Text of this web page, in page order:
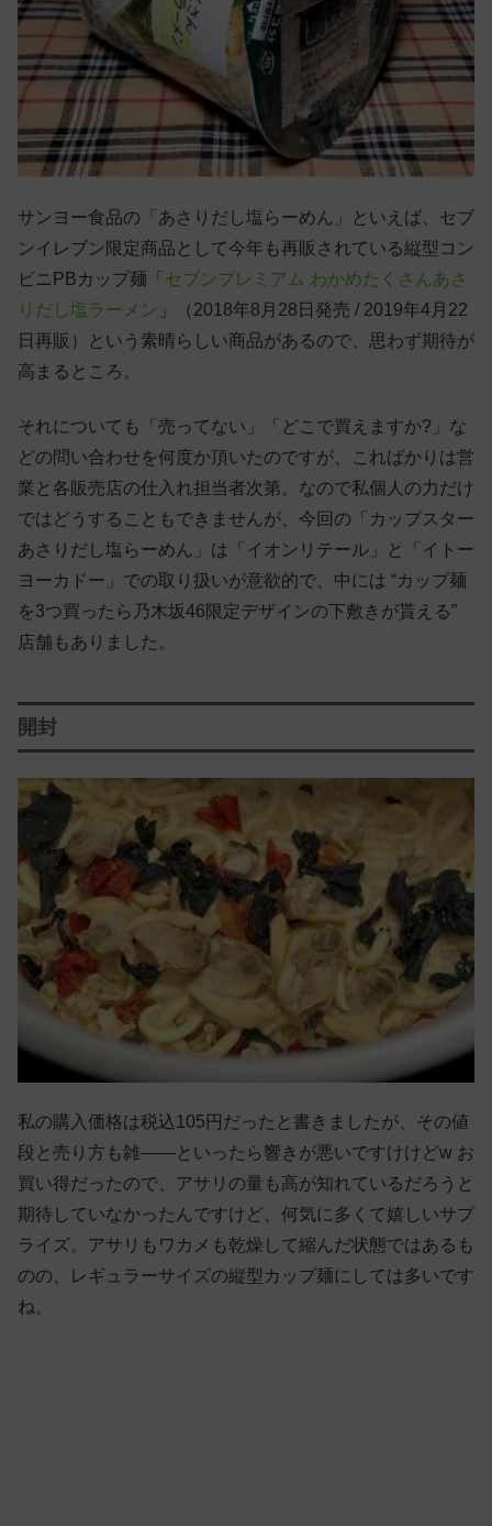
サンヨー食品の「あさりだし塩らーめん」といえば、セブ
ンイレブン限定商品として今年も再販されている縦型コン
ビニPBカップ麺「 セブンプレミアム わかめたくさんあさ
りだし塩ラーメン 」（2018年8月28日発売 / 2019年4月22
日再販）という素晴らしい商品があるので、思わず期待が
高まるところ。
それについても「売ってない」「どこで買えますか?」な
どの問い合わせを何度か頂いたのですが、こればかりは営
業と各販売店の仕入れ担当者次第。なので私個人の力だけ
ではどうすることもできませんが、今回の「カップスター
あさりだし塩らーめん」は「イオンリテール」と「イトー
ヨーカドー」での取り扱いが意欲的で、中には “カップ麺
を3つ買ったら乃木坂46限定デザインの下敷きが貰える”
店舗もありました。
開封
私の購入価格は税込105円だったと書きましたが、その値
段と売り方も雑——といったら響きが悪いですけけどw お
買い得だったので、アサリの量も高が知れているだろうと
期待していなかったんですけど、何気に多くて嬉しいサプ
ライズ。アサリもワカメも乾燥して縮んだ状態ではあるも
のの、レギュラーサイズの縦型カップ麺にしては多いです
ね。